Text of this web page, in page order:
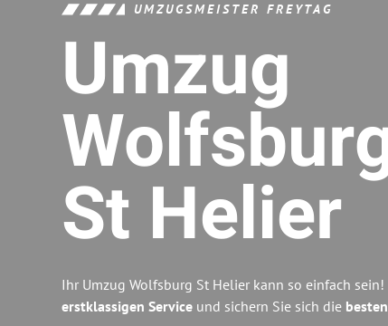
UMZUGSMEISTER FREYTAG
Umzug
St Helier
Ihr Umzug Wolfsburg St Helier kann so einfach
erstklassigen Service und sichern Sie sich die